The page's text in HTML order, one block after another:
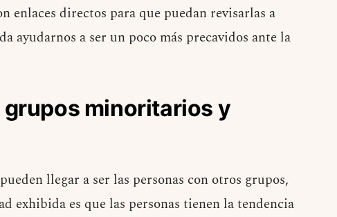
enlaces directos para que puedan revisarlas a
ayudarnos a ser un poco más precavidos ante la
grupos minoritarios y
llegar a ser las personas con otros grupos,
exhibida es que las personas tienen la tendencia